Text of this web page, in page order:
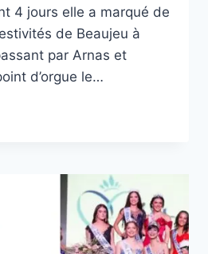
4 jours elle a marqué de
de Beaujeu à
par Arnas et
d’orgue le…